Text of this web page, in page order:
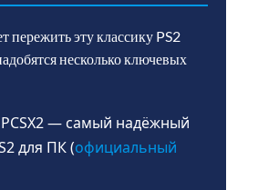
пережить эту классику PS2
несколько ключевых
PCSX2 — самый надёжный
для ПК (официальный